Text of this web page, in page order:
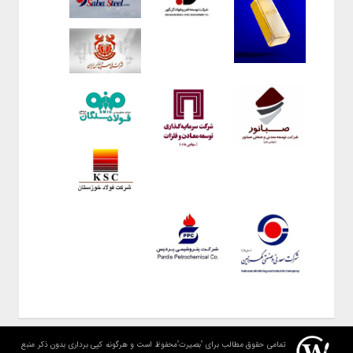
تمامی حقوق مطالب برای "بصیرت"محفوظ است و هرگونه کپی برداری بدون ذکر منبع